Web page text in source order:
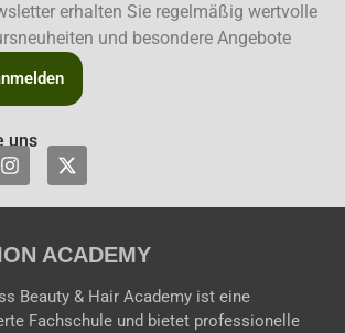
erhalten Sie regelmäßig wertvolle
und besondere Angebote
uns
I
n
t
g
a
m
X
-
w
t
e
r
ACADEMY
Beauty & Hair Academy ist eine
Fachschule und bietet professionelle